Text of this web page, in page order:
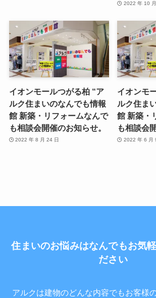
2022 年 10
イオンモールつがる柏 “ア
ルク住まいのなんでも情報
館 新築・リフォームなんで
も相談会開催のお知らせ。
2022 年 8 月 24 日
イオンモ
ルク住ま
館 新築・
も相談会
2022 年 6 月
住まいのお悩みはなんでもお気
ださい
アルクは建物のどんな内容でもお客様